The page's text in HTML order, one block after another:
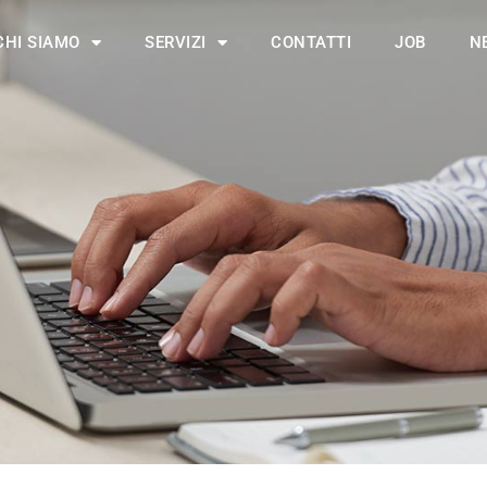
SIAMO SERVIZI CONTATTI JOB